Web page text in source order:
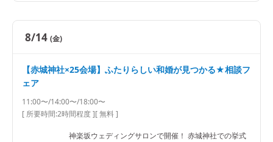
8/14 (金)
【赤城神社×25会場】ふたりらしい和婚が見つかる★相談フ
ェア
11:00〜/14:00〜/18:00〜
[ 所要時間:2時間程度][ 無料 ]
神楽坂ウェディングサロンで開催！ 赤城神社での挙式